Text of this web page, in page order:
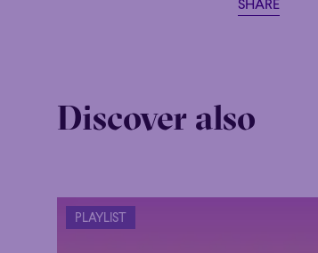
Family
SHARE
Discover also
PLAYLIST